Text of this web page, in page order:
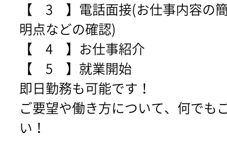
【 3 】電話面接(お仕事内容の
明点などの確認)
【 4 】お仕事紹介
【 5 】就業開始
即日勤務も可能です！
ご要望や働き方について、何でも
い！